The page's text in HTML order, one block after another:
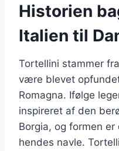
Historien
Italien til
Tortellini stammer
være blevet
Romagna. Ifølge
inspireret af den
Borgia, og formen
hendes navle.